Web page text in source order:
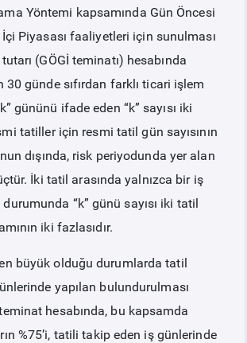
PİYASASI
SÜRECİ
SİSTEMİ POLİTİKAMIZ
Yöntemi kapsamında Gün Öncesi
İçi Piyasası faaliyetleri için sunulması
(GÖGİ teminatı) hesabında
30 günde sıfırdan farklı ticari işlem
gününü ifade eden “k” sayısı iki
tatiller için resmi tatil gün sayısının
dışında, risk periyodunda yer alan
İki tatil arasında yalnızca bir iş
“k” günü sayısı iki tatil
iki fazlasıdır.
büyük olduğu durumlarda tatil
yapılan bulundurulması
hesabında, bu kapsamda
%75’i, tatili takip eden iş günlerinde